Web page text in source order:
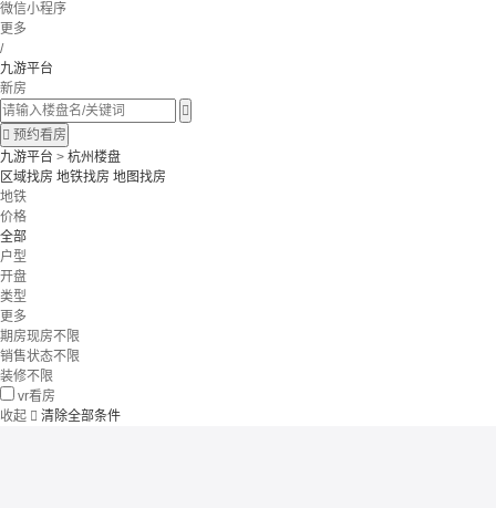
微信小程序
更多
/
九游平台
新房

 预约看房
九游平台 > 杭州楼盘
区域找房 地铁找房 地图找房
地铁
价格
全部
户型
开盘
类型
更多
期房现房不限
销售状态不限
装修不限
vr看房
收起  清除全部条件